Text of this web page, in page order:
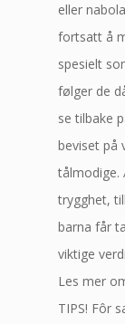
eller
fortsatt å
spesielt
følger de
se tilbake
beviset på
tålmodige.
trygghet,
barna får
viktige
Les mer
TIPS! Fôr